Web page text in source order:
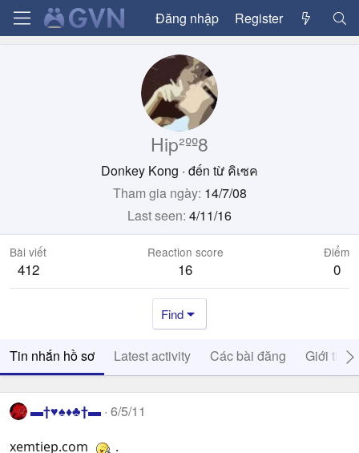
Đăng nhập Register
Hip²ºº8
Donkey Kong · đến từ คิเซค
Tham gia ngày 14/7/08
Last seen 4/11/16
Bài viết
412
Reaction score
16
Điểm
0
Find
Tin nhắn hồ sơ Latest activity Các bài đăng Giới thiệu
▬†♥♠♦♣†▬ 6/5/11
xemtiep.com .